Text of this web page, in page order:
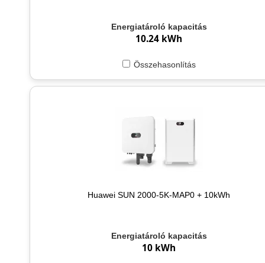
Energiatároló kapacitás
10.24 kWh
Összehasonlítás
Huawei SUN 2000-5K-MAP0 + 10kWh
Energiatároló kapacitás
10 kWh